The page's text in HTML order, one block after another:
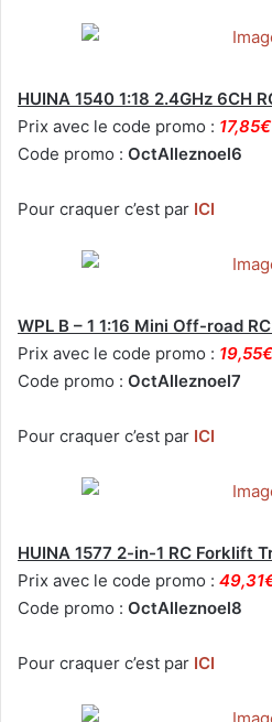
HUINA 1540 1:18 2.4GHz 6CH
Prix avec le code promo : 17,85€
Code promo : OctAlleznoel6
Pour craquer c’est par ICI
WPL B – 1 1:16 Mini Off-road
Prix avec le code promo : 19,55€
Code promo : OctAlleznoel7
Pour craquer c’est par ICI
HUINA 1577 2-in-1 RC Forklift
Prix avec le code promo :
Code promo : OctAlleznoel8
Pour craquer c’est par ICI